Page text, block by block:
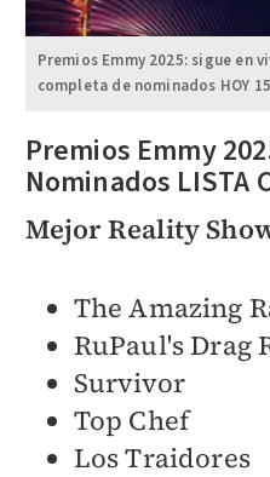
Premios Emmy 2025: sigue en
completa de nominados HOY
Premios Emmy
Nominados LISTA
Mejor Reality
The Amazing
RuPaul's Drag
Survivor
Top Chef
Los Traidores